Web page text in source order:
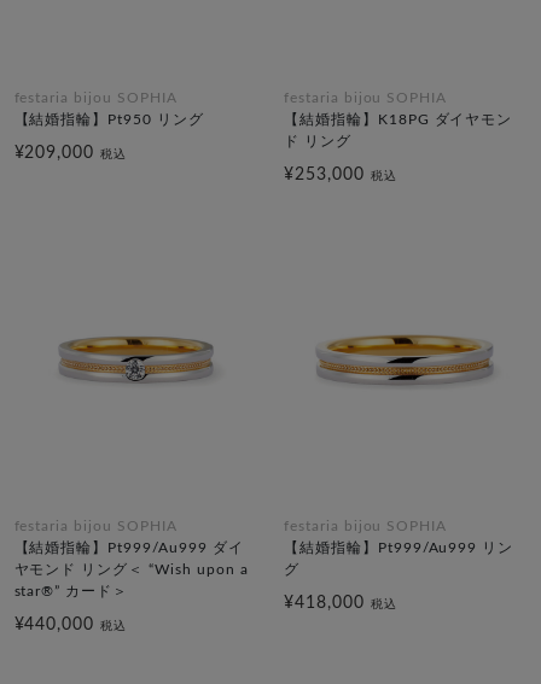
festaria bijou SOPHIA
【結婚指輪】Pt950 リング
¥209,000税込
festaria bijou SOPHIA
【結婚指輪】K18PG ダイヤモン
ド リング
¥253,000 税込
festaria bijou SOPHIA
【結婚指輪】Pt999/Au999 ダイ
ヤモンド リング＜ “Wish upon a
star®” カード＞
¥440,000税込
festaria bijou SOPHIA
【結婚指輪】Pt999/Au999 リン
グ
¥418,000 税込